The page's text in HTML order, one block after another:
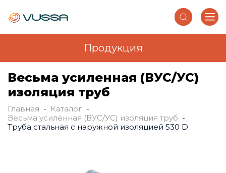
Весьма усиленная (ВУС/УС)
изоляция труб
Вы здесь
Главная - Каталог -
Весьма усиленная (ВУС/УС) изоляция труб -
Труба стальная с наружной изоляцией 530 D
Продукция